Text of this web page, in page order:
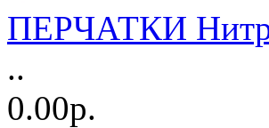
ПЕРЧАТКИ
..
0.00р.